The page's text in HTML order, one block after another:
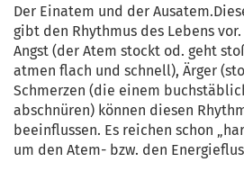
Der Einatem und der Ausatem
gibt den Rhythmus des Lebens
Angst (der Atem stockt od. geht
atmen flach und schnell), Ärger
Schmerzen (die einem
abschnüren) können diesen
beeinflussen. Es reichen schon
um den Atem- bzw. den